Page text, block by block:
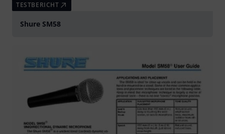
TESTBERICHT
Shure SM58